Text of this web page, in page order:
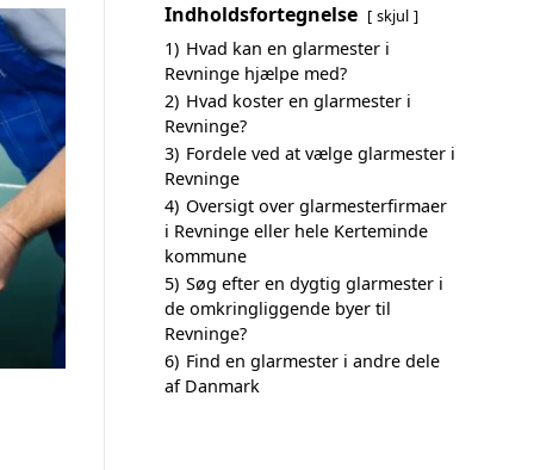
Indholdsfortegnelse skjul
1) Hvad kan en glarmester i
Revninge hjælpe med?
2) Hvad koster en glarmester i
Revninge?
3) Fordele ved at vælge glarmester i
Revninge
4) Oversigt over glarmesterfirmaer
i Revninge eller hele Kerteminde
kommune
5) Søg efter en dygtig glarmester i
de omkringliggende byer til
Revninge?
6) Find en glarmester i andre dele
af Danmark